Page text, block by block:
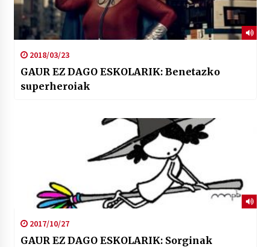
2018/03/23
GAUR EZ DAGO ESKOLARIK: Benetazko
superheroiak
2017/10/27
GAUR EZ DAGO ESKOLARIK: Sorginak